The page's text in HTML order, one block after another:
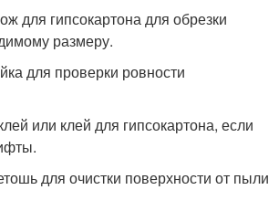
для гипсокартона для обрезки
размеру.
для проверки ровности
или клей для гипсокартона, если
для очистки поверхности от пыли